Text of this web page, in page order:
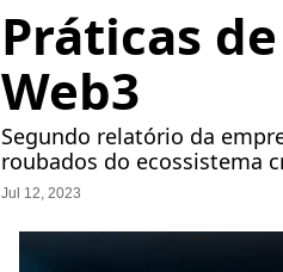
Práticas
Web3
Segundo relatório da
roubados do ecossistema
Jul 12, 2023